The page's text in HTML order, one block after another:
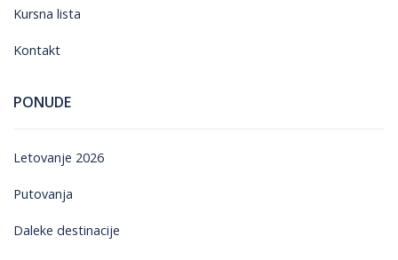
Kursna lista
Kontakt
PONUDE
Letovanje 2026
Putovanja
Daleke destinacije